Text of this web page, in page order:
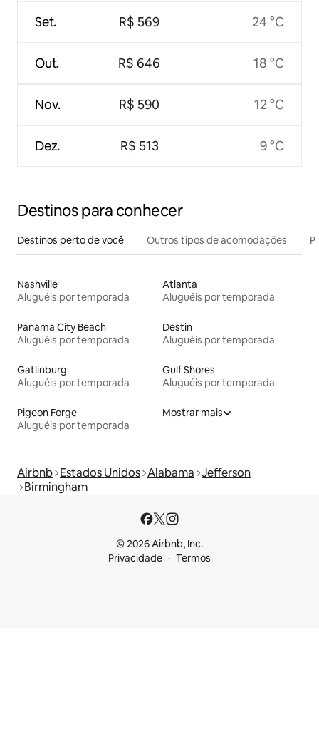
Set.
Out.
Nov.
Dez.
R$ 569
R$ 646
R$ 590
R$ 513
24 °C
18 °C
12 °C
9 °C
Destinos para conhecer
Destinos perto de você Outros tipos de acomodações
Nashville
Aluguéis por temporada
Atlanta
Aluguéis por temporada
Panama City Beach
Aluguéis por temporada
Destin
Aluguéis por temporada
Gatlinburg
Aluguéis por temporada
Gulf Shores
Aluguéis por temporada
Pigeon Forge
Aluguéis por temporada
Mostrar mais
Airbnb Estados Unidos Alabama Jefferson
Birmingham
© 2026 Airbnb, Inc.
Privacidade
Termos